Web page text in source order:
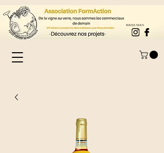
SUIVEZ-NOUS